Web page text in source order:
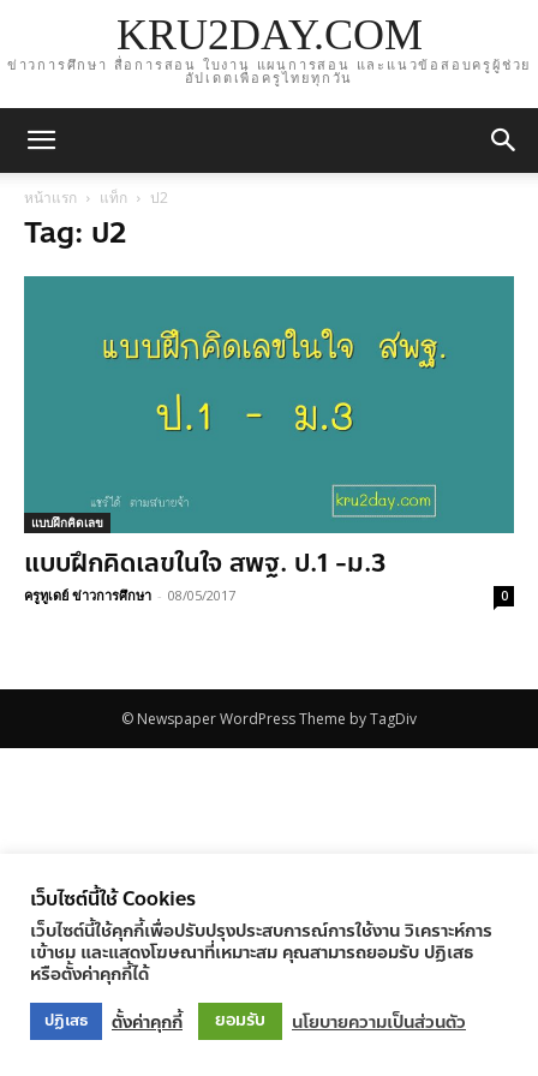
KRU2DAY.COM
ข่าวการศึกษา สื่อการสอน ใบงาน แผนการสอน และแนวข้อสอบครูผู้ช่วย
อัปเดตเพื่อครูไทยทุกวัน
หน้าแรก แท็ก ป2
Tag: ป2
แบบฝึกคิดเลข
แบบฝึกคิดเลขในใจ สพฐ. ป.1 -ม.3
ครูทูเดย์ ข่าวการศึกษา - 08/05/2017 0
© Newspaper WordPress Theme by TagDiv
เว็บไซต์นี้ใช้ Cookies
เว็บไซต์นี้ใช้คุกกี้เพื่อปรับปรุงประสบการณ์การใช้งาน วิเคราะห์การ
เข้าชม และแสดงโฆษณาที่เหมาะสม คุณสามารถยอมรับ ปฏิเสธ
หรือตั้งค่าคุกกี้ได้
ปฏิเสธ ตั้งค่าคุกกี้ ยอมรับ นโยบายความเป็นส่วนตัว